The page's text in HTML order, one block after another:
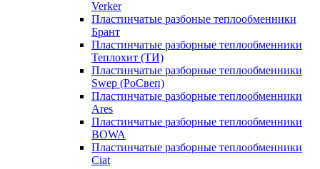
Verker
Пластинчатые разбоные теплообменники
Брант
Пластинчатые разборные теплообменники
Теплохит (ТИ)
Пластинчатые разборные теплообменники
Swep (РоСвеп)
Пластинчатые разборные теплообменники
Ares
Пластинчатые разборные теплообменники
BOWA
Пластинчатые разборные теплообменники
Ciat